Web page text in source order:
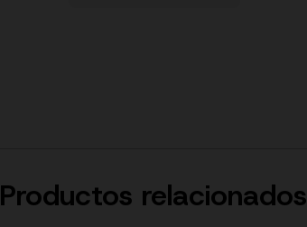
Productos relacionados